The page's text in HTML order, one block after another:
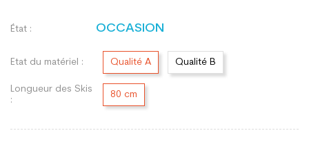
État : OCCASION
Etat du matériel : Qualité A Qualité B
Longueur des Skis
:
80 cm